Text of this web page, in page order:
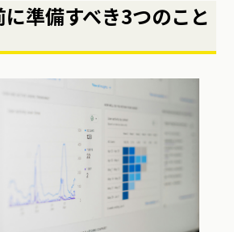
準備すべき3つのこと